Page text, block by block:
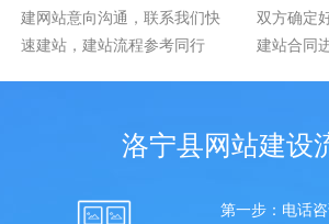
建网站意向沟通，联系我们快
速建站，建站流程参考同行
双方确定
建站合同
洛宁县网站建设
第一步：电话